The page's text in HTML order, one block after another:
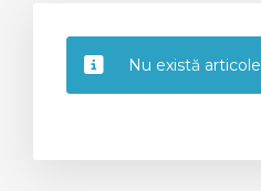
Nu există articole